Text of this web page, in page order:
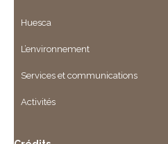
Huesca
L’environnement
Services et communications
Activités